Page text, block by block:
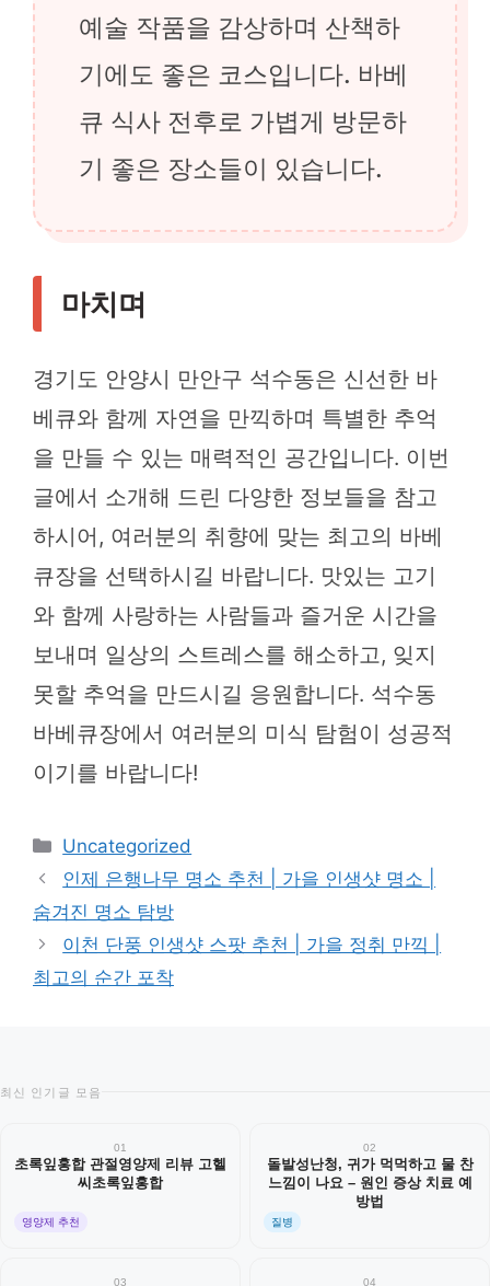
예술 작품을 감상하며 산책하
기에도 좋은 코스입니다. 바베
큐 식사 전후로 가볍게 방문하
기 좋은 장소들이 있습니다.
마치며
경기도 안양시 만안구 석수동은 신선한 바
베큐와 함께 자연을 만끽하며 특별한 추억
을 만들 수 있는 매력적인 공간입니다. 이번
글에서 소개해 드린 다양한 정보들을 참고
하시어, 여러분의 취향에 맞는 최고의 바베
큐장을 선택하시길 바랍니다. 맛있는 고기
와 함께 사랑하는 사람들과 즐거운 시간을
보내며 일상의 스트레스를 해소하고, 잊지
못할 추억을 만드시길 응원합니다. 석수동
바베큐장에서 여러분의 미식 탐험이 성공적
이기를 바랍니다!
카
테
리
Uncategorized
인제 은행나무 명소 추천 | 가을 인생샷 명소 |
숨겨진 명소 탐방
이천 단풍 인생샷 스팟 추천 | 가을 정취 만끽 |
최고의 순간 포착
최신 인기글 모음
01
초록잎홍합 관절영양제 리뷰 고헬
씨초록잎홍합
영양제 추천
02
돌발성난청, 귀가 먹먹하고 물 찬
느낌이 나요 – 원인 증상 치료 예
방법
질병
03 04